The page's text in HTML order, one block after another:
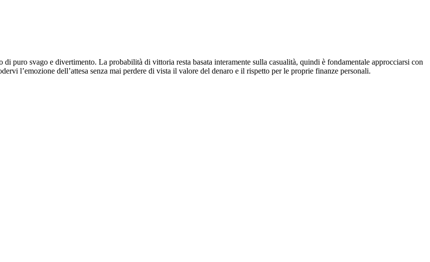
puro svago e divertimento. La probabilità di vittoria resta basata interamente sulla casualità, quindi è fondamentale approcciarsi con
l’emozione dell’attesa senza mai perdere di vista il valore del denaro e il rispetto per le proprie finanze personali.